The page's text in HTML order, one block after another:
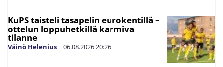
KuPS taisteli tasapelin eurokentillä –
ottelun loppuhetkillä karmiva
tilanne
Väinö Helenius | 06.08.202620:26